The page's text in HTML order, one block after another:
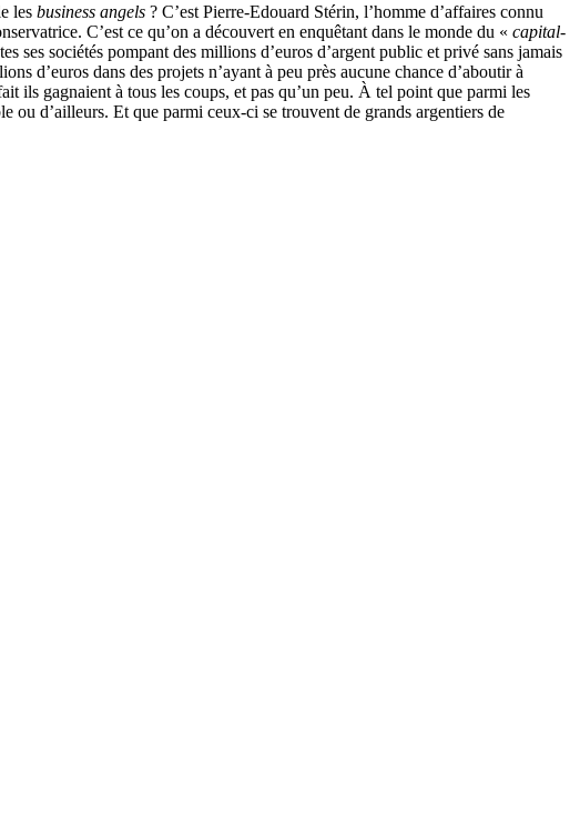
les business angels ? C’est Pierre-Edouard Stérin, l’homme d’affaires connu
C’est ce qu’on a découvert en enquêtant dans le monde du « capital-
ses sociétés pompant des millions d’euros d’argent public et privé sans jamais
d’euros dans des projets n’ayant à peu près aucune chance d’aboutir à
ils gagnaient à tous les coups, et pas qu’un peu. À tel point que parmi les
ou d’ailleurs. Et que parmi ceux-ci se trouvent de grands argentiers de